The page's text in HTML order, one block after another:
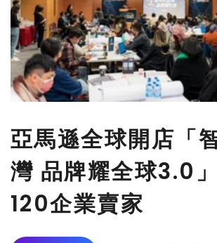
刊登
亞馬遜全球開店「
灣 品牌耀全球3.0
120企業賣家